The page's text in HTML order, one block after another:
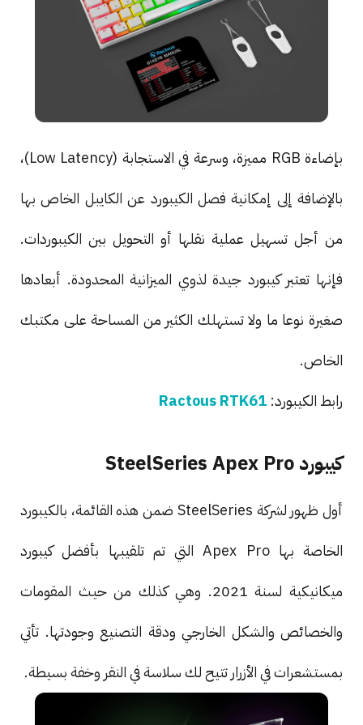
بإضاءة RGB مميزة، وسرعة في الاستجابة (Low Latency)،
بالإضافة إلى إمكانية فصل الكيبورد عن الكايبل الخاص بها
من أجل تسهيل عملية نقلها أو التحويل بين الكيبوردات.
فإنها تعتبر كيبورد جيدة لذوي الميزانية المحدودة. أبعادها
صغيرة نوعا ما ولا تستهلك الكثير من المساحة على مكتبك
الخاص.
رابط الكيبورد: Ractous RTK61
كيبورد SteelSeries Apex Pro
أول ظهور لشركة SteelSeries ضمن هذه القائمة، بالكيبورد
الخاصة بها Apex Pro التي تم تلقيبها بأفضل كيبورد
ميكانيكية لسنة 2021. وهي كذلك من حيث المقومات
والخصائص والشكل الخارجي ودقة التصنيع وجودتها. تأتي
بمستشعرات في الأزرار تتيح لك سلاسة في النقر وخفة بسيطة.